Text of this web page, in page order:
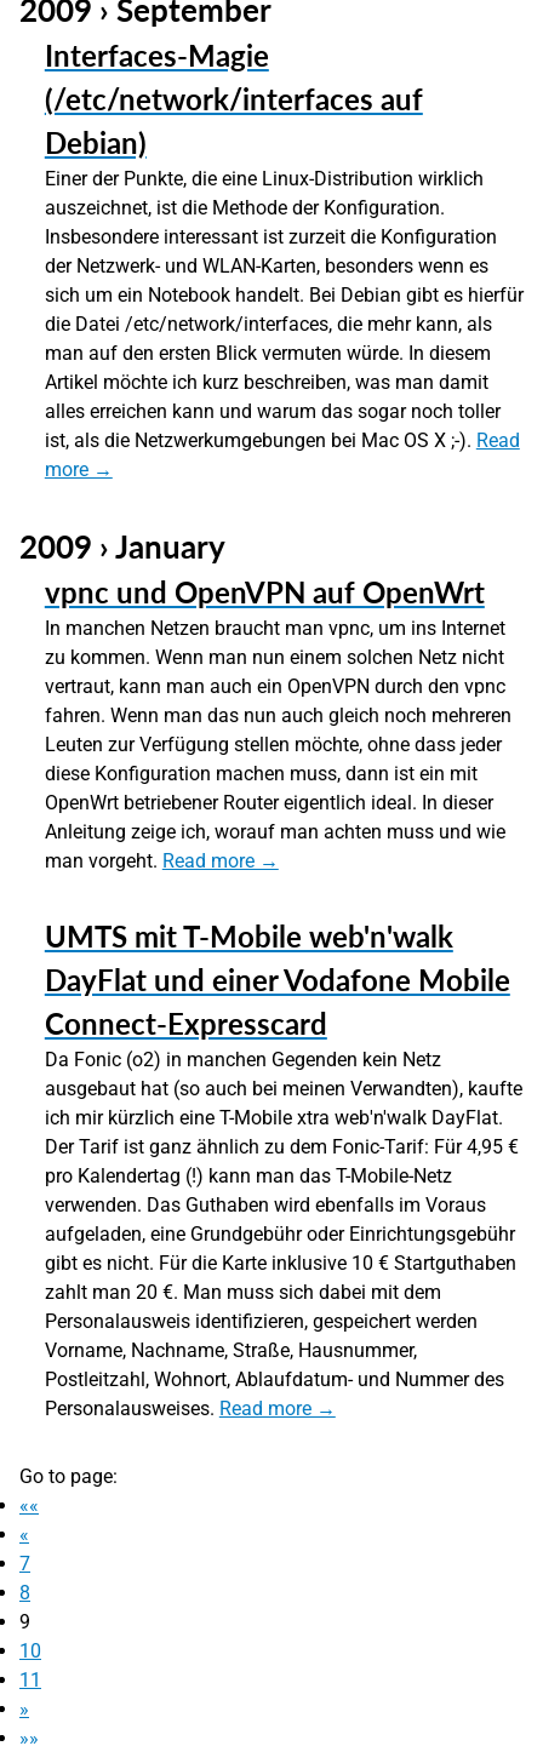
2009 › September
Interfaces-Magie
(/etc/network/interfaces auf
Debian)
Einer der Punkte, die eine Linux-Distribution wirklich
auszeichnet, ist die Methode der Konfiguration.
Insbesondere interessant ist zurzeit die Konfiguration
der Netzwerk- und WLAN-Karten, besonders wenn es
sich um ein Notebook handelt. Bei Debian gibt es hierfür
die Datei /etc/network/interfaces, die mehr kann, als
man auf den ersten Blick vermuten würde. In diesem
Artikel möchte ich kurz beschreiben, was man damit
alles erreichen kann und warum das sogar noch toller
ist, als die Netzwerkumgebungen bei Mac OS X ;-). Read
more →
2009 › January
vpnc und OpenVPN auf OpenWrt
In manchen Netzen braucht man vpnc, um ins Internet
zu kommen. Wenn man nun einem solchen Netz nicht
vertraut, kann man auch ein OpenVPN durch den vpnc
fahren. Wenn man das nun auch gleich noch mehreren
Leuten zur Verfügung stellen möchte, ohne dass jeder
diese Konfiguration machen muss, dann ist ein mit
OpenWrt betriebener Router eigentlich ideal. In dieser
Anleitung zeige ich, worauf man achten muss und wie
man vorgeht. Read more →
UMTS mit T-Mobile web'n'walk
DayFlat und einer Vodafone Mobile
Connect-Expresscard
Da Fonic (o2) in manchen Gegenden kein Netz
ausgebaut hat (so auch bei meinen Verwandten), kaufte
ich mir kürzlich eine T-Mobile xtra web'n'walk DayFlat.
Der Tarif ist ganz ähnlich zu dem Fonic-Tarif: Für 4,95 €
pro Kalendertag (!) kann man das T-Mobile-Netz
verwenden. Das Guthaben wird ebenfalls im Voraus
aufgeladen, eine Grundgebühr oder Einrichtungsgebühr
gibt es nicht. Für die Karte inklusive 10 € Startguthaben
zahlt man 20 €. Man muss sich dabei mit dem
Personalausweis identifizieren, gespeichert werden
Vorname, Nachname, Straße, Hausnummer,
Postleitzahl, Wohnort, Ablaufdatum- und Nummer des
Personalausweises. Read more →
Go to page:
««
«
7
8
9
10
11
»
»»